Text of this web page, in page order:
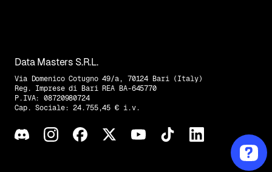
Data Masters S.R.L.
Via Domenico Cotugno 49/a, 70124 Bari (Italy)
Reg. Imprese di Bari REA BA-645770
P.IVA: 08720980724
Cap. Sociale: 24.755,45 € i.v.
Trovaci su